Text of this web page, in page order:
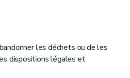
les déchets ou de les
dispositions légales et